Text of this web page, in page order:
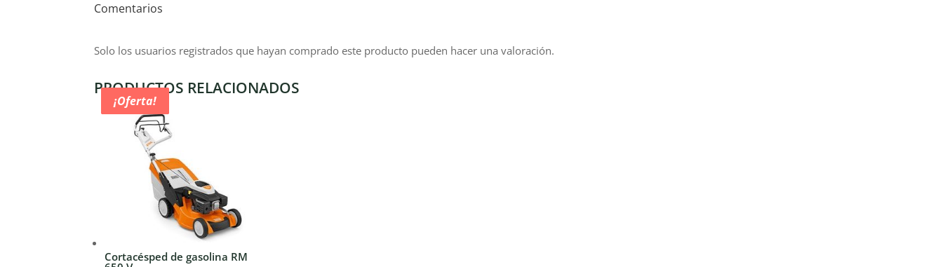
Comentarios
Solo los usuarios registrados que hayan comprado este producto pueden hacer una valoración.
PRODUCTOS RELACIONADOS
¡Oferta!
Cortacésped de gasolina RM
¡Oferta!
¡Oferta!
¡Oferta!